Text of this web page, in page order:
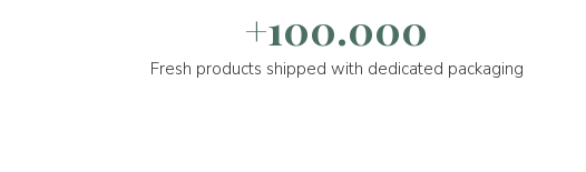
+100.000
Fresh products shipped with dedicated packaging